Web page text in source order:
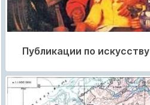
Публикации по искусству